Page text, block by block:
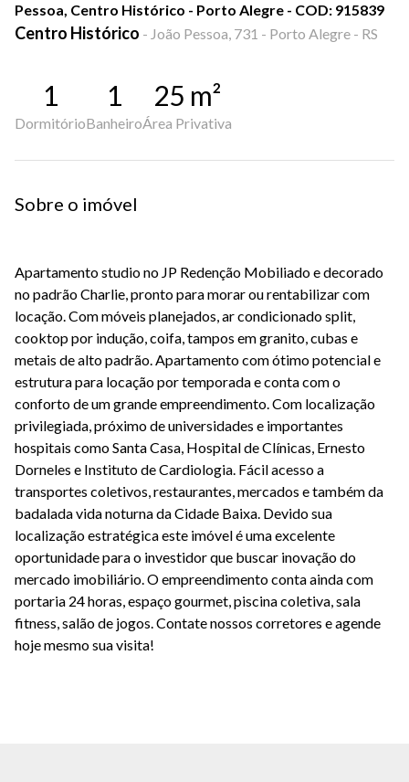
Pessoa, Centro Histórico - Porto Alegre - COD: 915839
Centro Histórico - João Pessoa, 731 - Porto Alegre - RS
1
Dormitório
1
Banheiro
25 m²
Área Privativa
Sobre o imóvel
Apartamento studio no JP Redenção Mobiliado e decorado
no padrão Charlie, pronto para morar ou rentabilizar com
locação. Com móveis planejados, ar condicionado split,
cooktop por indução, coifa, tampos em granito, cubas e
metais de alto padrão. Apartamento com ótimo potencial e
estrutura para locação por temporada e conta com o
conforto de um grande empreendimento. Com localização
privilegiada, próximo de universidades e importantes
hospitais como Santa Casa, Hospital de Clínicas, Ernesto
Dorneles e Instituto de Cardiologia. Fácil acesso a
transportes coletivos, restaurantes, mercados e também da
badalada vida noturna da Cidade Baixa. Devido sua
localização estratégica este imóvel é uma excelente
oportunidade para o investidor que buscar inovação do
mercado imobiliário. O empreendimento conta ainda com
portaria 24 horas, espaço gourmet, piscina coletiva, sala
fitness, salão de jogos. Contate nossos corretores e agende
hoje mesmo sua visita!